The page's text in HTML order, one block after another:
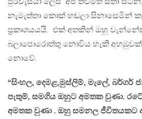
නැමැත්තා කොක් හඬලා සිනාසෙමින්
ප්‍රකාශයයයි. එක් අතකින් ඔහු
බලාපොරොත්තු නොවිය හැකි
නොවේ.
“සිංහල, දෙමළ,මුස්ලිම්, මැලේ, බර්ගර්
පැතුම්, සමගිය ඔහුට අමතක වුණා.
අමතක වුණා . ඔහු සමනල ජීවිතයකට